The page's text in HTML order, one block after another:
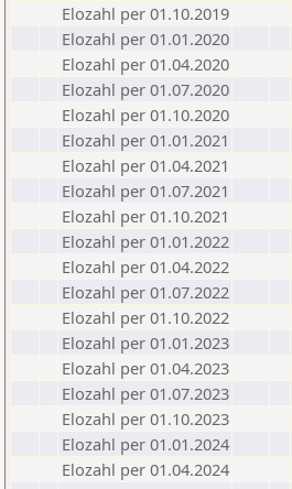
Elozahl per 01.10.2019
Elozahl per 01.01.2020
Elozahl per 01.04.2020
Elozahl per 01.07.2020
Elozahl per 01.10.2020
Elozahl per 01.01.2021
Elozahl per 01.04.2021
Elozahl per 01.07.2021
Elozahl per 01.10.2021
Elozahl per 01.01.2022
Elozahl per 01.04.2022
Elozahl per 01.07.2022
Elozahl per 01.10.2022
Elozahl per 01.01.2023
Elozahl per 01.04.2023
Elozahl per 01.07.2023
Elozahl per 01.10.2023
Elozahl per 01.01.2024
Elozahl per 01.04.2024